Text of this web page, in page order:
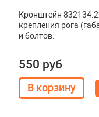
Кронштейн
крепления рога
и болтов.
550 руб